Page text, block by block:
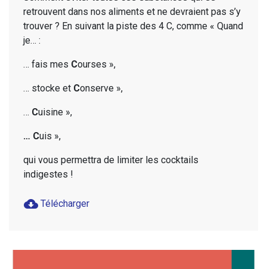
retrouvent dans nos aliments et ne devraient pas s’y
trouver ? En suivant la piste des 4 C, comme « Quand
je… :
… fais mes Courses »,
… stocke et Conserve »,
… Cuisine »,
… Cuis »,
qui vous permettra de limiter les cocktails
indigestes !
cloud_download Télécharger